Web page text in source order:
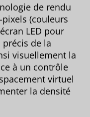
de rendu
(couleurs
LED pour
de la
visuellement la
à un contrôle
virtuel
la densité